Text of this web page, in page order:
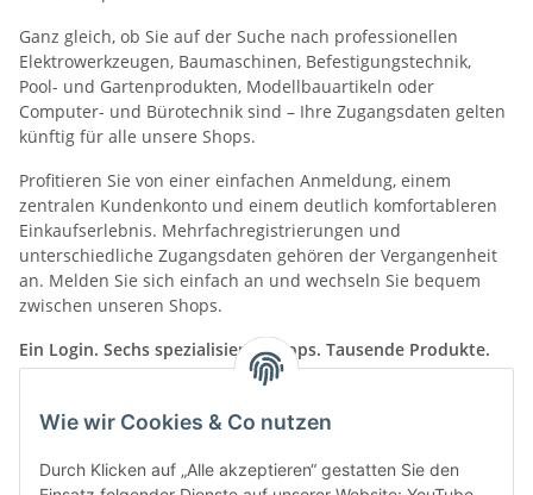
Wie wir Cookies & Co nutzen
Durch Klicken auf „Alle akzeptieren“ gestatten Sie den
Ganz gleich, ob Sie auf der Suche nach professionellen
Elektrowerkzeugen, Baumaschinen, Befestigungstechnik,
Pool- und Gartenprodukten, Modellbauartikeln oder
Computer- und Bürotechnik sind – Ihre Zugangsdaten gelten
künftig für alle unsere Shops.
Profitieren Sie von einer einfachen Anmeldung, einem
zentralen Kundenkonto und einem deutlich komfortableren
Einkaufserlebnis. Mehrfachregistrierungen und
unterschiedliche Zugangsdaten gehören der Vergangenheit
an. Melden Sie sich einfach an und wechseln Sie bequem
zwischen unseren Shops.
Ein Login. Sechs spezialisierte Shops. Tausende Produkte.
Entdecken Sie jetzt die Vorteile unseres neuen Shop-
Systems und starten Sie mit nur einem Account in unsere